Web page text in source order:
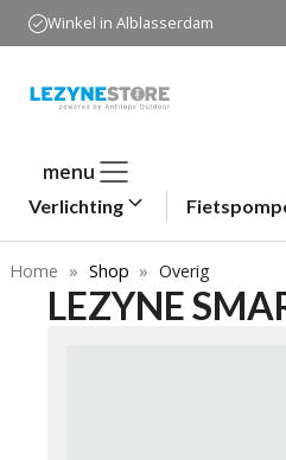
naar
inhoud
Winkel in Alblasserdam
menu
Verlichting
Home » Shop » Overig
LEZYNE